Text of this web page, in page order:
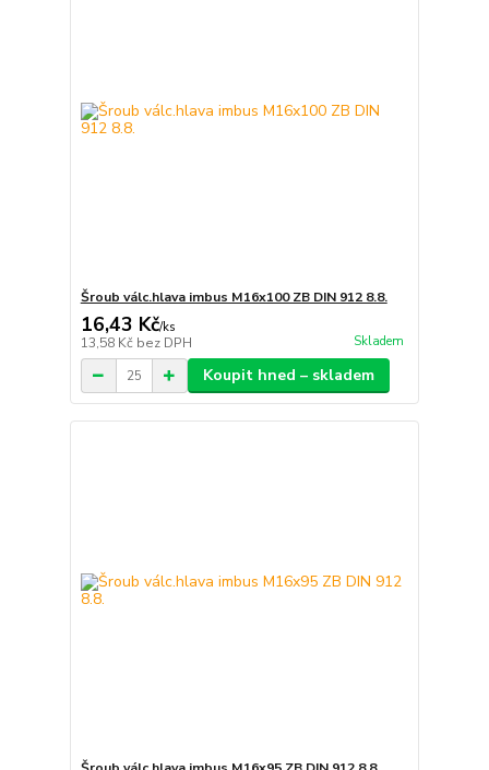
Šroub válc.hlava imbus M16x100 ZB DIN 912 8.8.
16,43 Kč/ks
13,58 Kč bez DPH Skladem
Koupit hned – skladem